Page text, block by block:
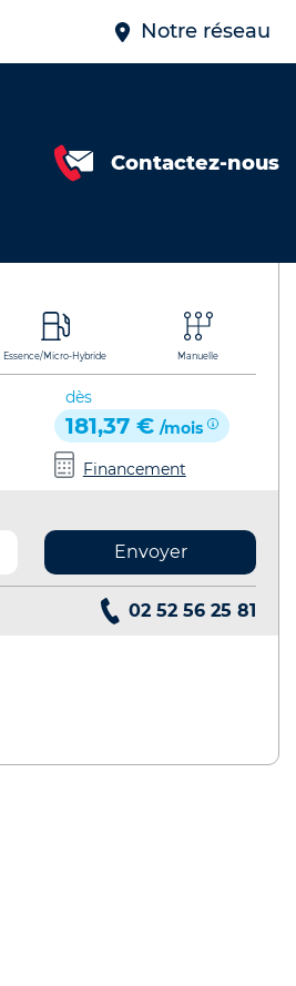
Notre réseau
Contactez-nous
Essence/Micro-Hybride Manuelle
dès
181,37 € /mois
Financement
Envoyer
02 52 56 25 81